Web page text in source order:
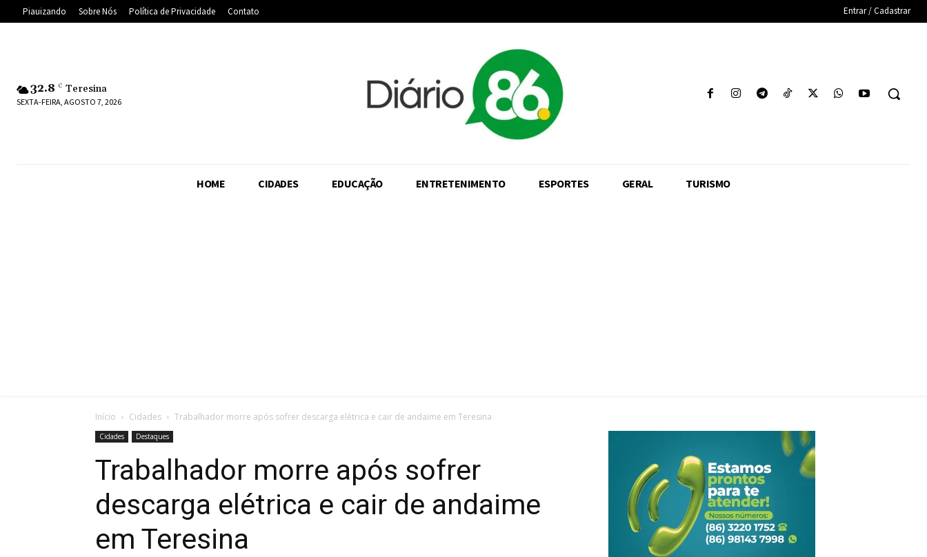
Piauizando Sobre Nós Política de Privacidade Contato Entrar / Cadastrar
32.8 C Teresina
SEXTA-FEIRA, AGOSTO 7, 2026
HOME CIDADES EDUCAÇÃO ENTRETENIMENTO ESPORTES GERAL TURISMO
Início Cidades Trabalhador morre após sofrer descarga elétrica e cair de andaime em Teresina
Cidades Destaques
Trabalhador morre após sofrer
descarga elétrica e cair de andaime
em Teresina